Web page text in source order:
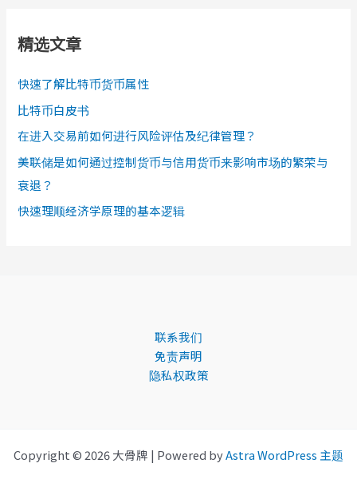
精选文章
快速了解比特币货币属性
比特币白皮书
在进入交易前如何进行风险评估及纪律管理？
美联储是如何通过控制货币与信用货币来影响市场的繁荣与
衰退？
快速理顺经济学原理的基本逻辑
联系我们
免责声明
隐私权政策
Copyright © 2026 大骨牌 | Powered byAstra WordPress 主题